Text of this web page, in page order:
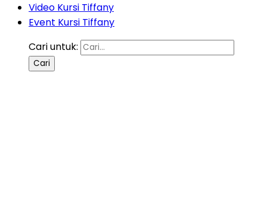
Video Kursi Tiffany
Event Kursi Tiffany
Cari untuk: